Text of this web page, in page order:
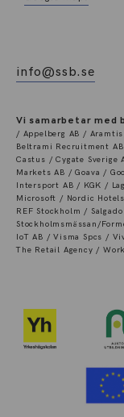
info@ssb.se
Vi samarbetar med
/ Appelberg AB / Aramtis
Beltrami Recruitment
Castus / Cygate Sverige
Markets AB / Goava /
Intersport AB / KGK /
Microsoft / Nordic
REF Stockholm /
Stockholmsmässan/
IoT AB / Visma Spcs /
The Retail Agency /